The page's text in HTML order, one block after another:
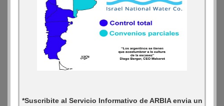
*Suscribite al Servicio Informativo de ARBIA envia un